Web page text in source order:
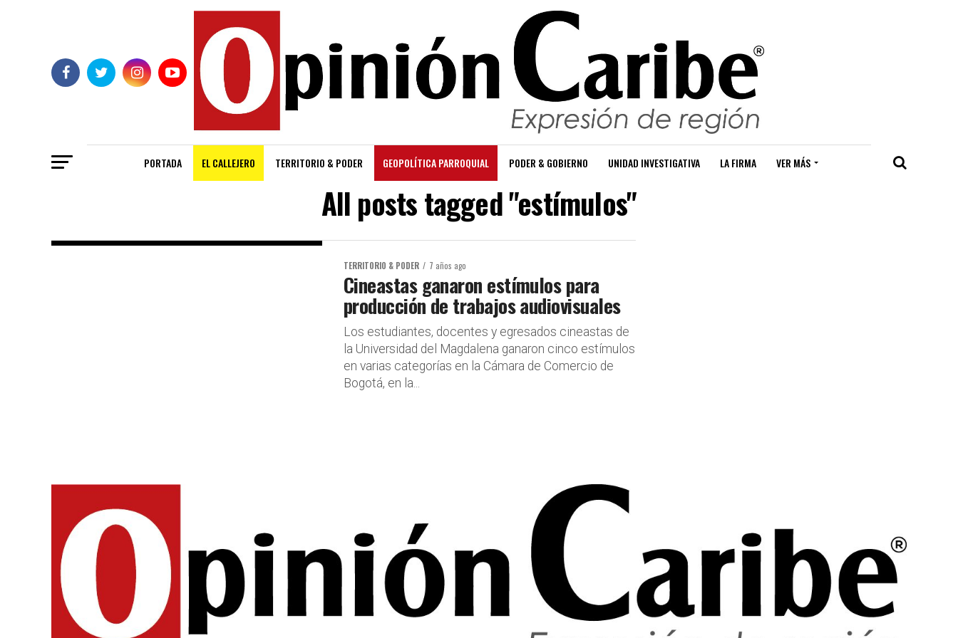
PORTADA EL CALLEJERO TERRITORIO & PODER GEOPOLÍTICA PARROQUIAL PODER & GOBIERNO UNIDAD INVESTIGATIVA LA FIRMA VER MÁS
All posts tagged "estímulos"
TERRITORIO & PODER 7 años ago
Cineastas ganaron estímulos para
producción de trabajos audiovisuales
Los estudiantes, docentes y egresados cineastas de
la Universidad del Magdalena ganaron cinco estímulos
en varias categorías en la Cámara de Comercio de
Bogotá, en la...